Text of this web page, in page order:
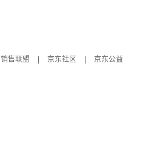
销售联盟 京东社区
京东公益